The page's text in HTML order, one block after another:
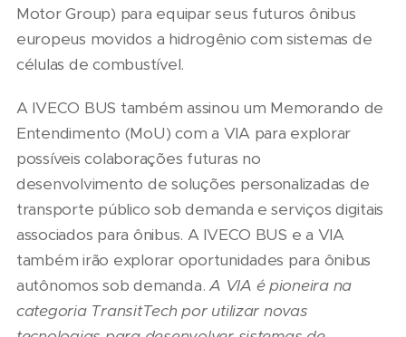
Motor Group) para equipar seus futuros ônibus
europeus movidos a hidrogênio com sistemas de
células de combustível.
A IVECO BUS também assinou um Memorando de
Entendimento (MoU) com a VIA para explorar
possíveis colaborações futuras no
desenvolvimento de soluções personalizadas de
transporte público sob demanda e serviços digitais
associados para ônibus. A IVECO BUS e a VIA
também irão explorar oportunidades para ônibus
autônomos sob demanda.A VIA é pioneira na
categoria TransitTech por utilizar novas